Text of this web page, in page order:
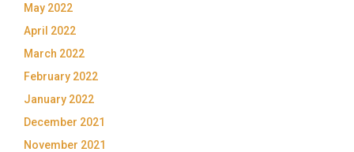
May 2022
April 2022
March 2022
February 2022
January 2022
December 2021
November 2021